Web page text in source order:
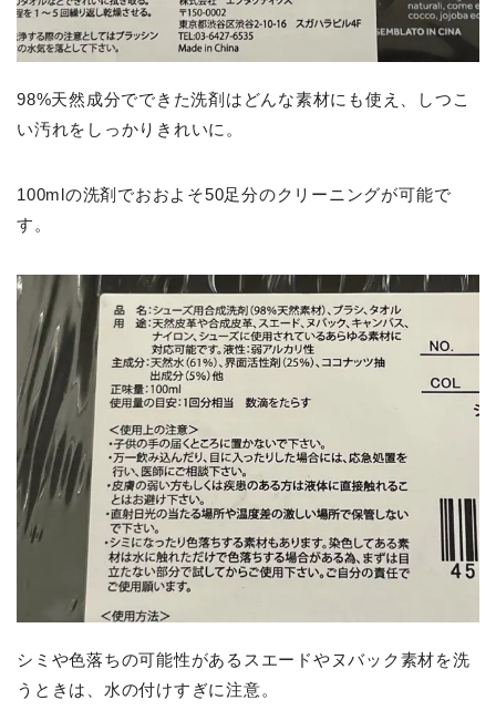
98%天然成分でできた洗剤はどんな素材にも使え、しつこ
い汚れをしっかりきれいに。
100mlの洗剤でおおよそ50足分のクリーニングが可能で
す。
シミや色落ちの可能性があるスエードやヌバック素材を洗
うときは、水の付けすぎに注意。